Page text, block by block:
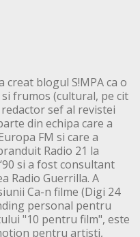
creat blogul S!MPA ca o
frumos (cultural, pe cit
sef al revistei
din echipa care a
FM si care a
Radio 21 la
si a fost consultant
Radio Guerrilla. A
Ca-n filme (Digi 24
personal pentru
"10 pentru film", este
pentru artisti,